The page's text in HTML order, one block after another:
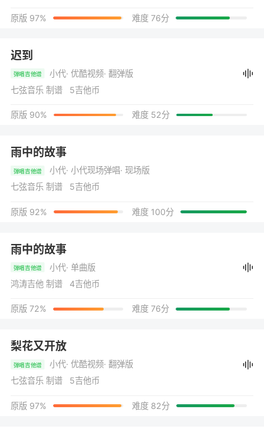
原版 97% 难度 76分
迟到
弹唱吉他谱 小代· 优酷视频· 翻弹版
七弦音乐 制谱 5吉他币
原版 90% 难度 52分
雨中的故事
弹唱吉他谱 小代· 小代现场弹唱· 现场版
七弦音乐 制谱 5吉他币
原版 92% 难度 100分
雨中的故事
弹唱吉他谱 小代· 单曲版
鸿涛吉他 制谱 4吉他币
原版 72% 难度 76分
梨花又开放
弹唱吉他谱 小代· 优酷视频· 翻弹版
七弦音乐 制谱 5吉他币
原版 97% 难度 82分